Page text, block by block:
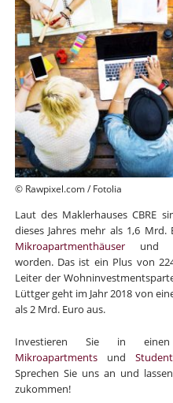
© Rawpixel.com / Fotolia
Laut des Maklerhauses CBRE
dieses Jahres mehr als 1,6
Mikroapartmenthäuserund
worden. Das ist ein Plus von
Leiter der
Lüttger geht im Jahr 2018 von
als 2 Mrd. Euro aus.
Investieren Sie in
Mikroapartmentsund
Sprechen Sie uns an und
zukommen!